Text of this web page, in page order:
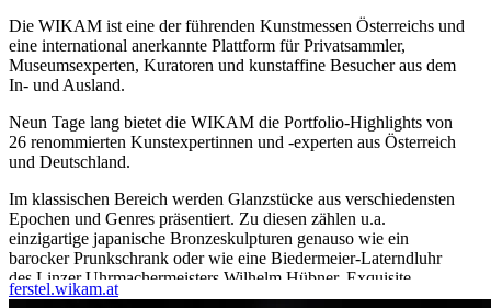
Die WIKAM ist eine der führenden Kunstmessen Österreichs und
eine international anerkannte Plattform für Privatsammler,
Museumsexperten, Kuratoren und kunstaffine Besucher aus dem
In- und Ausland.
Neun Tage lang bietet die WIKAM die Portfolio-Highlights von
26 renommierten Kunstexpertinnen und -experten aus Österreich
und Deutschland.
Im klassischen Bereich werden Glanzstücke aus verschiedensten
Epochen und Genres präsentiert. Zu diesen zählen u.a.
einzigartige japanische Bronzeskulpturen genauso wie ein
barocker Prunkschrank oder wie eine Biedermeier-Laterndluhr
des Linzer Uhrmachermeisters Wilhelm Hübner. Exquisite
Silberobjekte und antike Teppiche, erlesener Schmuck und
ferstel.wikam.at